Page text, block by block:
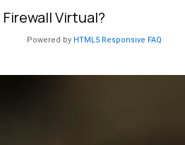
Virtual?
Powered by HTML5 Responsive FAQ